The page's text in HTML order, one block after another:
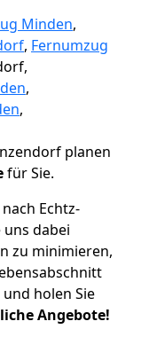
Minden,
, Fernumzug
,
,
planen
für Sie.
Echtz-
dabei
zu minimieren,
holen Sie
Angebote!